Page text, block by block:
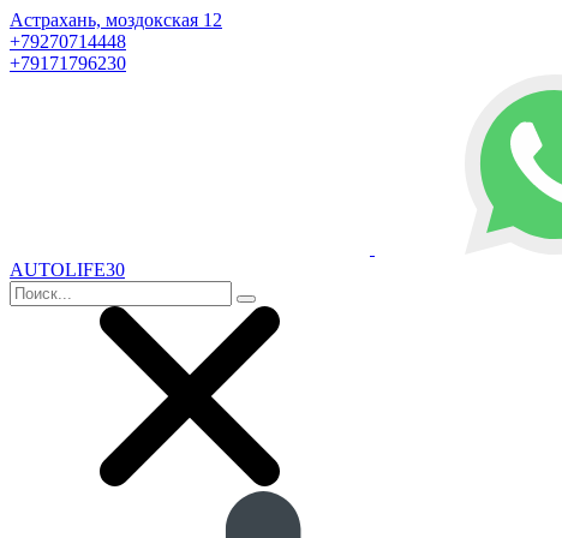
Астрахань, моздокская 12
+79270714448
+79171796230
AUTOLIFE30